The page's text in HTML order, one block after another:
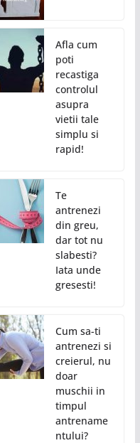
Afla cum
poti
recastiga
controlul
asupra
vietii tale
simplu si
rapid!
Te
antrenezi
din greu,
dar tot nu
slabesti?
Iata unde
gresesti!
Cum sa-ti
antrenezi si
creierul, nu
doar
muschii in
timpul
antrename
ntului?